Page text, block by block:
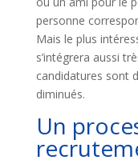
personne
Mais le plus
s’intégrera aussi
candidatures sont
diminués.
Un